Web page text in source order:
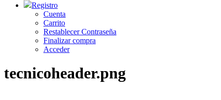
Registro
Cuenta
Carrito
Restablecer Contraseña
Finalizar compra
Acceder
tecnicoheader.png